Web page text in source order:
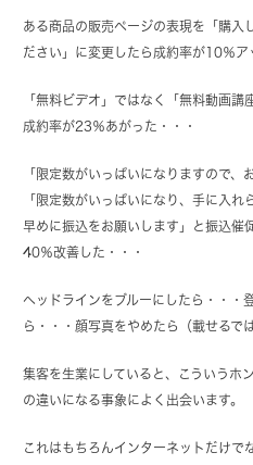
ある商品の販売ページの表現を「購入
ださい」に変更したら成約率が10％ア
「無料ビデオ」ではなく「無料動画講
成約率が23％あがった・・・
「限定数がいっぱいになりますので、
「限定数がいっぱいになり、手に入
早めに振込をお願いします」と振込催
40％改善した・・・
ヘッドラインをブルーにしたら・・・
ら・・・顔写真をやめたら（載せるで
集客を生業にしていると、こういうホ
の違いになる事象によく出会います。
これはもちろんインターネットだけで